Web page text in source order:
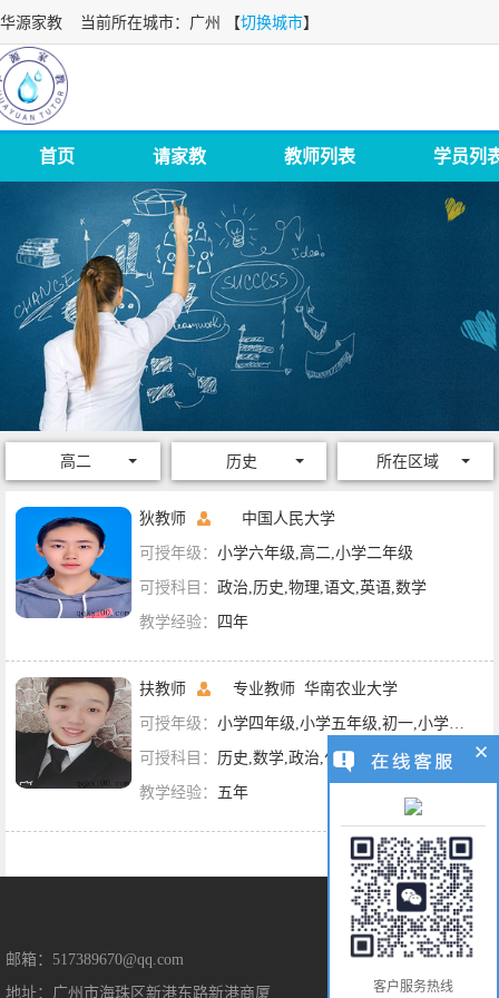
华源家教 当前所在城市：广州 【切换城市】
首页 请家教 教师列表 学员列
高二 历史 所在区域
狄教师 中国人民大学
可授年级： 小学六年级,高二,小学二年级
可授科目： 政治,历史,物理,语文,英语,数学
教学经验： 四年
扶教师 专业教师 华南农业大学
可授年级： 小学四年级,小学五年级,初一,小学六年级,高二,初三,高三,小学一年级
可授科目： 历史,数学,政治,化学
教学经验： 五年
邮箱：517389670@qq.com
地址：广州市海珠区新港东路新港商厦
售后保障
售后服务
客户服务热线